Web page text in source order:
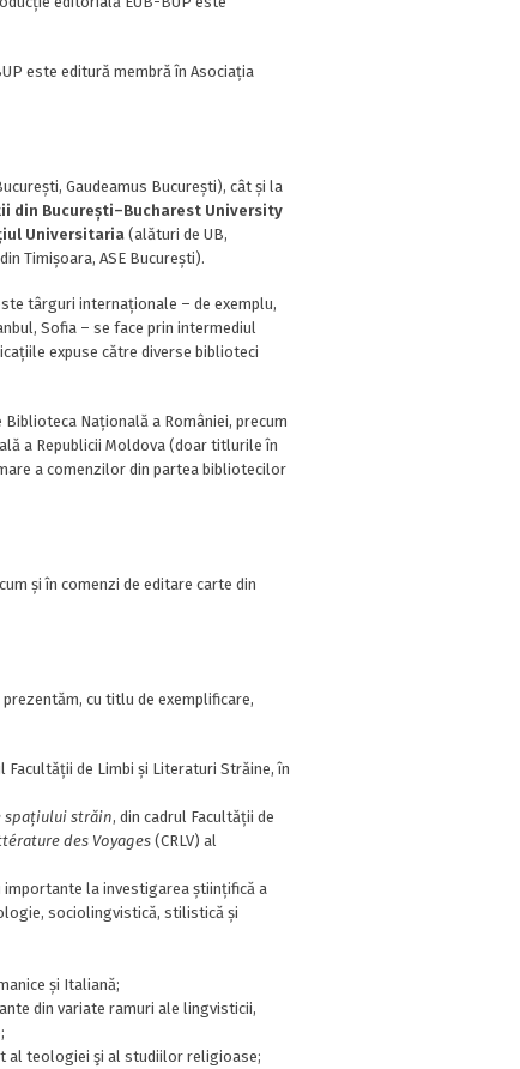
este editură membră în Asociația
Gaudeamus București), cât și la
din București–Bucharest University
Universitaria(alături de UB,
Timișoara, ASE București).
târguri internaționale – de exemplu,
Sofia – se face prin intermediul
expuse către diverse biblioteci
Națională a României, precum
a Republicii Moldova (doar titlurile în
a comenzilor din partea bibliotecilor
și în comenzi de editare carte din
cu titlu de exemplificare,
de Limbi și Literaturi Străine, în
spațiului străin, din cadrul Facultății de
des Voyages(CRLV) al
importante la investigarea științifică a
sociolingvistică, stilistică și
și Italiană;
din variate ramuri ale lingvisticii,
al teologiei şi al studiilor religioase;